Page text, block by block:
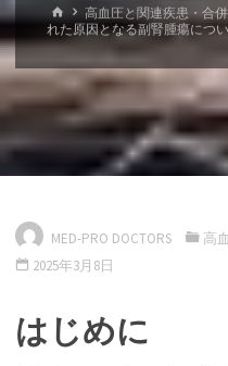
ホ
ー
ム
高血圧と関連疾患・合
れた原因となる副腎腫瘍につ
MED-PRO DOCTORS
高
2025年3月8日
はじめに